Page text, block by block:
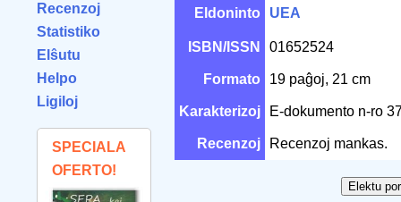
Recenzoj
Statistiko
Elŝutu
Helpo
Ligiloj
SPECIALA
OFERTO!
Eldoninto UEA
ISBN/ISSN 01652524
Formato 19 paĝoj, 21 cm
Karakterizoj E-dokumento n-ro
Recenzoj Recenzoj mankas.